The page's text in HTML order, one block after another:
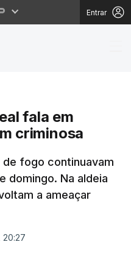
Entrar
Vila
fala em
criminosa
fogo continuavam
domingo. Na aldeia
a ameaçar
20:27